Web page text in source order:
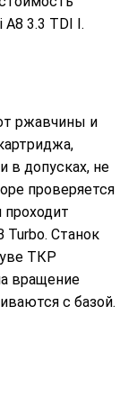
3.3 TDI I.
ржавчины и
в допусках, не
проверяется
проходит
Turbo. Станок
ТКР
вращение
с базой.